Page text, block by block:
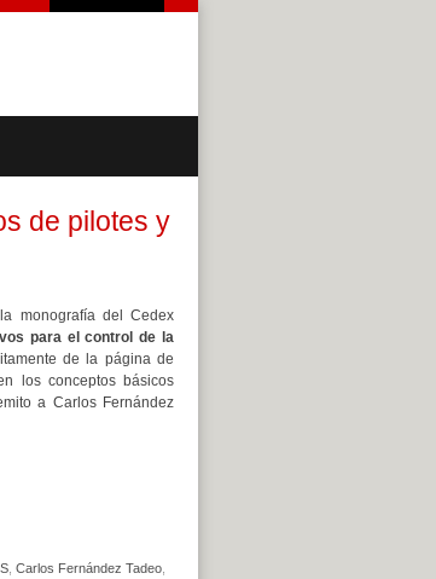
de pilotes y
monografía del Cedex
para el control de la
de la página de
los conceptos básicos
a Carlos Fernández
, Carlos Fernández Tadeo,